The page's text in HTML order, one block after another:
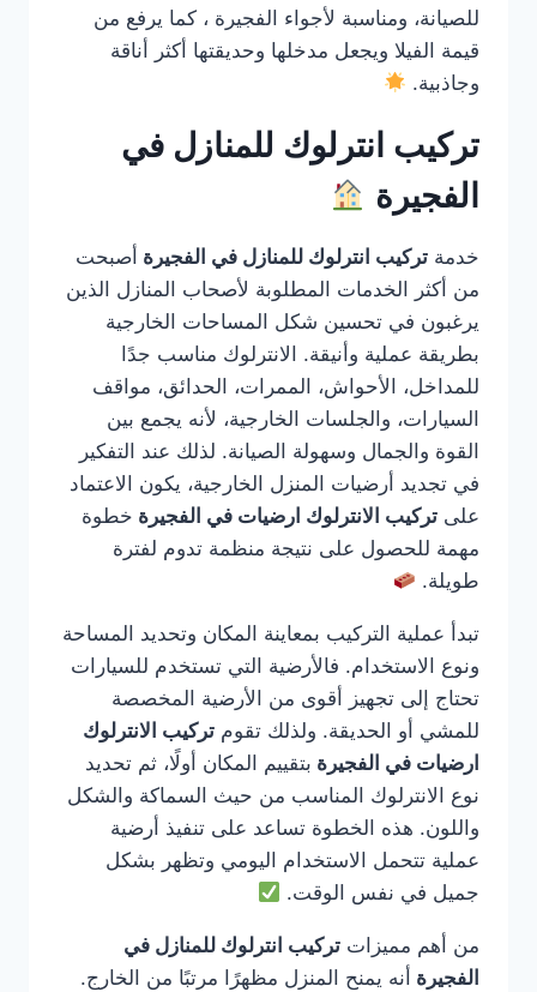
للصيانة، ومناسبة لأجواء الفجيرة ، كما يرفع من
قيمة الفيلا ويجعل مدخلها وحديقتها أكثر أناقة
وجاذبية.
تركيب انترلوك للمنازل في
الفجيرة
خدمة تركيب انترلوك للمنازل في الفجيرة أصبحت
من أكثر الخدمات المطلوبة لأصحاب المنازل الذين
يرغبون في تحسين شكل المساحات الخارجية
بطريقة عملية وأنيقة. الانترلوك مناسب جدًا
للمداخل، الأحواش، الممرات، الحدائق، مواقف
السيارات، والجلسات الخارجية، لأنه يجمع بين
القوة والجمال وسهولة الصيانة. لذلك عند التفكير
في تجديد أرضيات المنزل الخارجية، يكون الاعتماد
على تركيب الانترلوك ارضيات في الفجيرة خطوة
مهمة للحصول على نتيجة منظمة تدوم لفترة
طويلة.
تبدأ عملية التركيب بمعاينة المكان وتحديد المساحة
ونوع الاستخدام. فالأرضية التي تستخدم للسيارات
تحتاج إلى تجهيز أقوى من الأرضية المخصصة
للمشي أو الحديقة. ولذلك تقوم تركيب الانترلوك
ارضيات في الفجيرة بتقييم المكان أولًا، ثم تحديد
نوع الانترلوك المناسب من حيث السماكة والشكل
واللون. هذه الخطوة تساعد على تنفيذ أرضية
عملية تتحمل الاستخدام اليومي وتظهر بشكل
جميل في نفس الوقت.
من أهم مميزات تركيب انترلوك للمنازل في
الفجيرة أنه يمنح المنزل مظهرًا مرتبًا من الخارج.